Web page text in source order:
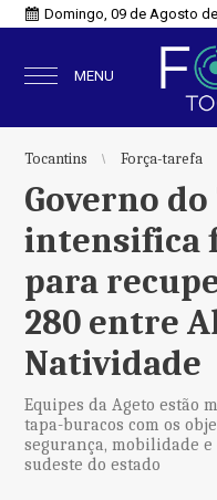
Domingo, 09 de Agosto
MENU
Tocantins Força-tarefa
Governo
intensifica
para
280 entre
Natividade
Equipes da Ageto estão
tapa-buracos com os
segurança, mobilidade
sudeste do estado